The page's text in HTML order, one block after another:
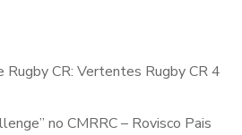
CR: Vertentes Rugby CR 4
no CMRRC – Rovisco Pais